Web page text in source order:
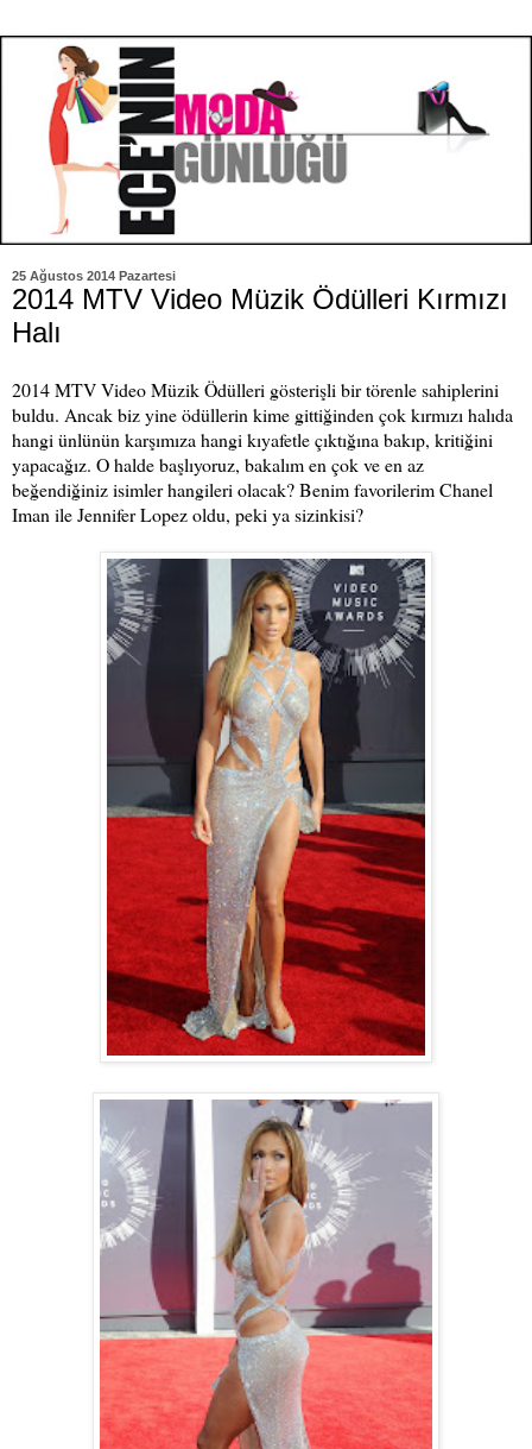
25 Ağustos 2014 Pazartesi
2014 MTV Video Müzik Ödülleri Kırmızı
Halı
2014 MTV Video Müzik Ödülleri gösterişli bir törenle sahiplerini
buldu. Ancak biz yine ödüllerin kime gittiğinden çok kırmızı halıda
hangi ünlünün karşımıza hangi kıyafetle çıktığına bakıp, kritiğini
yapacağız. O halde başlıyoruz, bakalım en çok ve en az
beğendiğiniz isimler hangileri olacak? Benim favorilerim Chanel
Iman ile Jennifer Lopez oldu, peki ya sizinkisi?